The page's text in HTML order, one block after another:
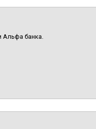
Альфа банка.